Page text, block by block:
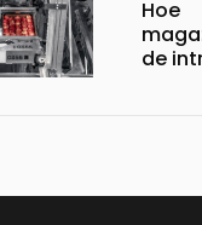
Hoe
de